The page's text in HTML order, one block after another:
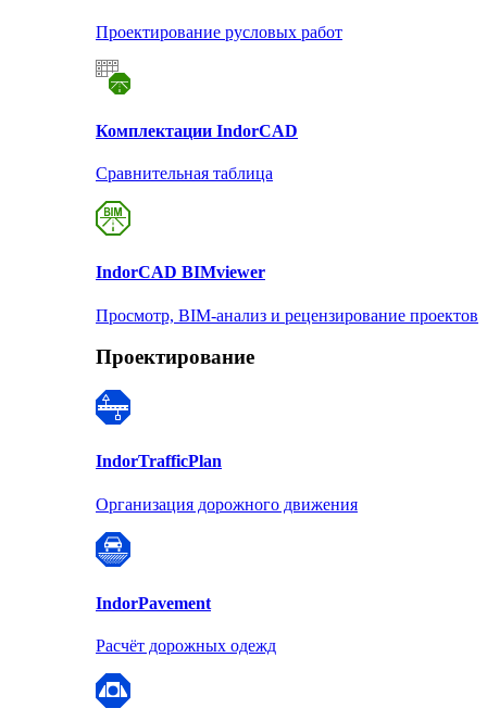
Проектирование русловых работ
Комплектации IndorCAD
Сравнительная таблица
IndorCAD BIMviewer
Просмотр, BIM-анализ и рецензирование проектов
Проектирование
IndorTrafficPlan
Организация дорожного движения
IndorPavement
Расчёт дорожных одежд